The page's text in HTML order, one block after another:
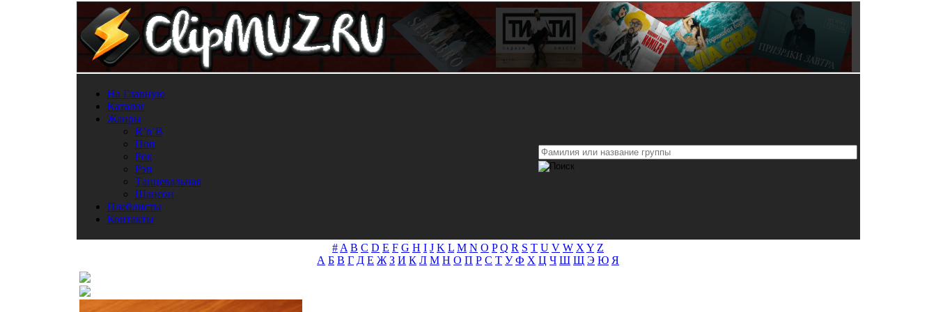
На Главную
Каталог
Жанры
R’n’B
Поп
Рок
Рэп
Танцевальная
Шансон
Плейлисты
Контакты
# A B C D E F G H I J K L M N O P Q R S T U V W X Y Z
А Б В Г Д Е Ж З И К Л М Н О П Р С Т У Ф Х Ц Ч Ш Щ Э Ю Я